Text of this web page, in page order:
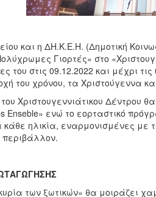
και η ΔΗ.Κ.Ε.Η. (Δημοτική
Γιορτές» στο
του στις 09.12.2022 και μέχρι
του χρόνου, τα Χριστούγεννα
Χριστουγεννιάτικου Δέντρου
Enseble» ενώ το εορταστικό
κάθε ηλικία, εναρμονισμένες με
περιβάλλον.
των ξωτικών» θα μοιράζει